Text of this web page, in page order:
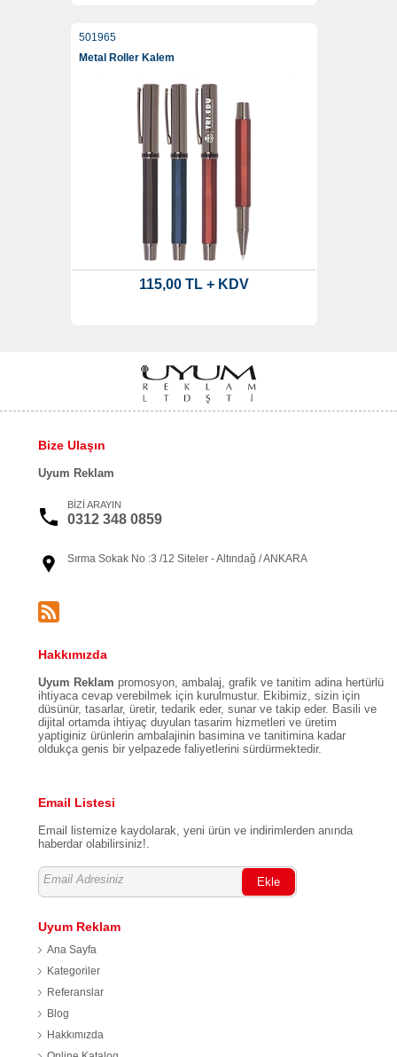
501965
Metal Roller Kalem
115,00 TL + KDV
Bize Ulaşın
Uyum Reklam
BİZİ ARAYIN
0312 348 0859
Sırma Sokak No :3 /12 Siteler - Altındağ / ANKARA
Hakkımızda
Uyum Reklam promosyon, ambalaj, grafik ve tanitim adina hertürlü
ihtiyaca cevap verebilmek için kurulmustur. Ekibimiz, sizin için
düsünür, tasarlar, üretir, tedarik eder, sunar ve takip eder. Basili ve
dijital ortamda ihtiyaç duyulan tasarim hizmetleri ve üretim
yaptiginiz ürünlerin ambalajinin basimina ve tanitimina kadar
oldukça genis bir yelpazede faliyetlerini sürdürmektedir.
Email Listesi
Email listemize kaydolarak, yeni ürün ve indirimlerden anında
haberdar olabilirsiniz!.
Ekle
Uyum Reklam
Ana Sayfa
Kategoriler
Referanslar
Blog
Hakkımızda